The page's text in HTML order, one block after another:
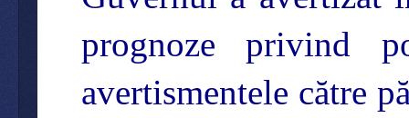
prognoze privind
avertismentele către